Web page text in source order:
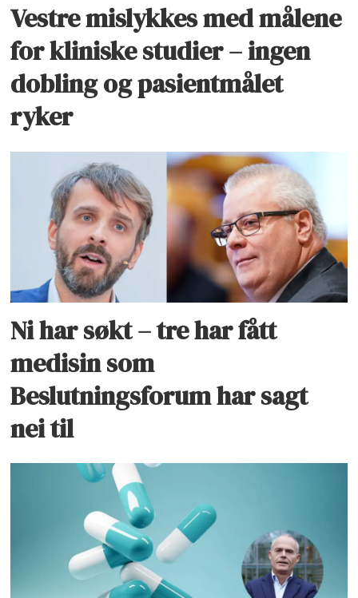
Vestre mislykkes med målene
for kliniske studier – ingen
dobling og pasientmålet
ryker
Ni har søkt – tre har fått
medisin som
Beslutningsforum har sagt
nei til